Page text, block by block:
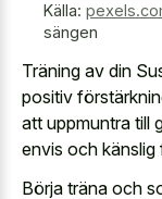
Källa:
sängen
Träning av din
positiv
att uppmuntra till
envis och känslig
Börja träna och